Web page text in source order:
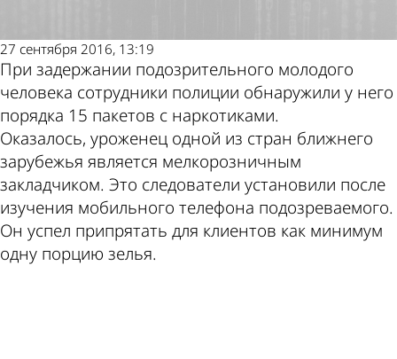
27 сентября 2016, 13:19
При задержании подозрительного молодого
человека сотрудники полиции обнаружили у него
порядка 15 пакетов с наркотиками.
Оказалось, уроженец одной из стран ближнего
зарубежья является мелкорозничным
закладчиком. Это следователи установили после
изучения мобильного телефона подозреваемого.
Он успел припрятать для клиентов как минимум
одну порцию зелья.